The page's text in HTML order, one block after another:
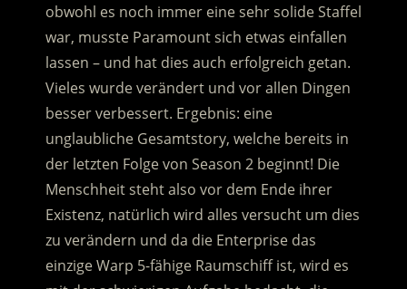
obwohl es noch immer eine sehr solide Staffel
war, musste Paramount sich etwas einfallen
lassen – und hat dies auch erfolgreich getan.
Vieles wurde verändert und vor allen Dingen
besser verbessert. Ergebnis: eine
unglaubliche Gesamtstory, welche bereits in
der letzten Folge von Season 2 beginnt! Die
Menschheit steht also vor dem Ende ihrer
Existenz, natürlich wird alles versucht um dies
zu verändern und da die Enterprise das
einzige Warp 5-fähige Raumschiff ist, wird es